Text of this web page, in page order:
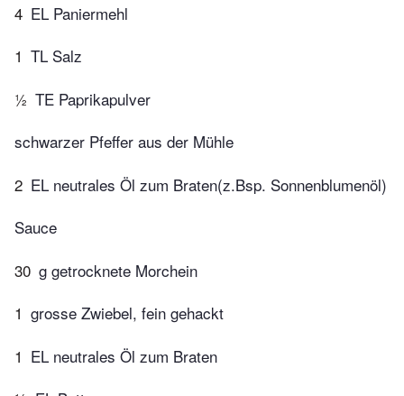
4 EL Paniermehl
1 TL Salz
½ TE Paprikapulver
schwarzer Pfeffer aus der Mühle
2 EL neutrales Öl zum Braten(z.Bsp. Sonnenblumenöl)
Sauce
30 g getrocknete Morchein
1 grosse Zwiebel, fein gehackt
1 EL neutrales Öl zum Braten